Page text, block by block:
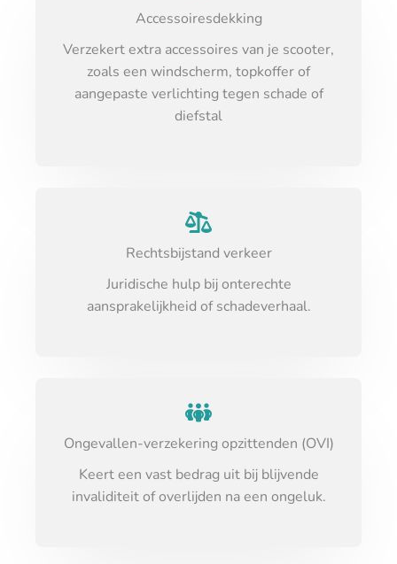
Accessoiresdekking
Verzekert extra accessoires van je scooter,
zoals een windscherm, topkoffer of
aangepaste verlichting tegen schade of
diefstal
Rechtsbijstand verkeer
Juridische hulp bij onterechte
aansprakelijkheid of schadeverhaal.
Ongevallen-verzekering opzittenden (OVI)
Keert een vast bedrag uit bij blijvende
invaliditeit of overlijden na een ongeluk.